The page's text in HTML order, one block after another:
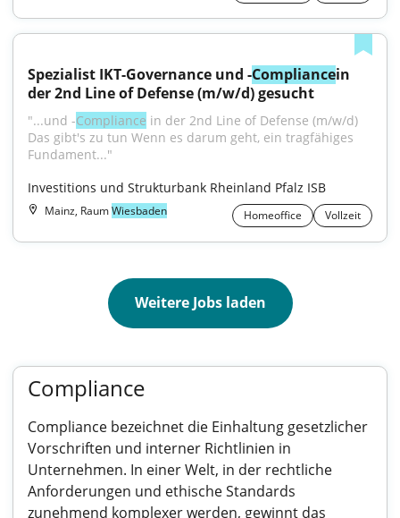
Spezialist IKT-Governance und -Compliancein
der 2nd Line of Defense (m/w/d) gesucht
"...und -Compliance in der 2nd Line of Defense (m/w/d)
Das gibt's zu tun Wenn es darum geht, ein tragfähiges
Fundament..."
Investitions und Strukturbank Rheinland Pfalz ISB
Mainz, RaumWiesbaden Homeoffice Vollzeit
Weitere Jobs laden
Compliance
Compliance bezeichnet die Einhaltung gesetzlicher
Vorschriften und interner Richtlinien in
Unternehmen. In einer Welt, in der rechtliche
Anforderungen und ethische Standards
zunehmend komplexer werden, gewinnt das